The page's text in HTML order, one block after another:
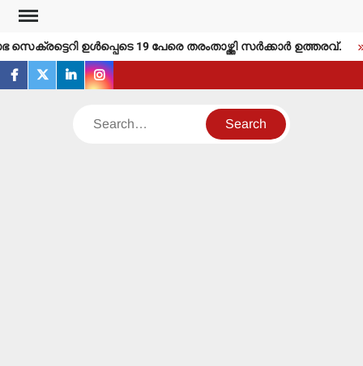
Skip
content
ഉള്‍പ്പെടെ 19 പേരെ തരംതാഴ്ത്തി സര്‍ക്കാര്‍ ഉത്തരവ്.
facebook
twitterlinkedininstagram
Search